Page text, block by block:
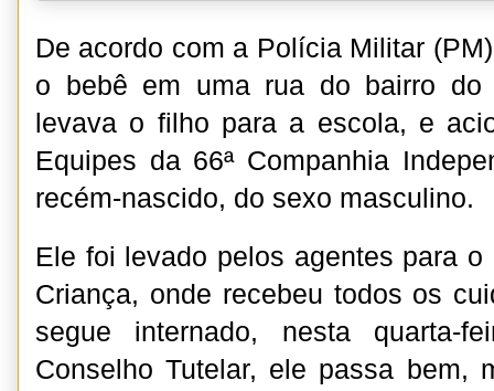
De acordo com a Polícia Militar
o bebê em uma rua do bairro do
levava o filho para a escola, e
Equipes da 66ª Companhia
recém-nascido, do sexo masculino.
Ele foi levado pelos agentes para
Criança, onde recebeu todos os
segue internado, nesta quarta-
Conselho Tutelar, ele passa bem,